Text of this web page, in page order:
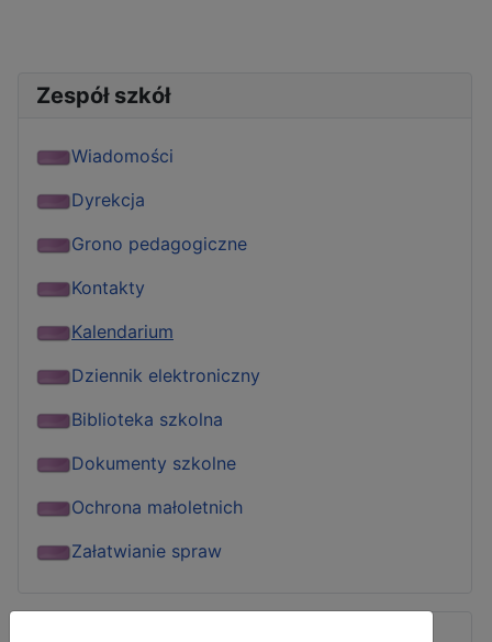
Zespół szkół
Wiadomości
Dyrekcja
Grono pedagogiczne
Kontakty
Kalendarium
Dziennik elektroniczny
Biblioteka szkolna
Dokumenty szkolne
Ochrona małoletnich
Załatwianie spraw